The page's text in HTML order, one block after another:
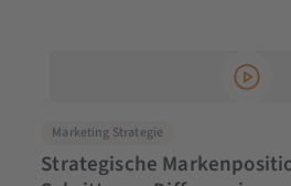
Marketing Strategie
Strategische